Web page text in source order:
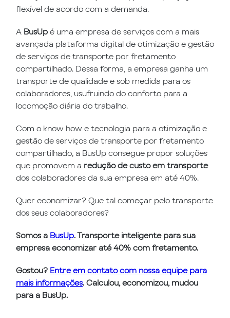
flexível de acordo com a demanda.
A BusUp é uma empresa de serviços com a mais
avançada plataforma digital de otimização e gestão
de serviços de transporte por fretamento
compartilhado. Dessa forma, a empresa ganha um
transporte de qualidade e sob medida para os
colaboradores, usufruindo do conforto para a
locomoção diária do trabalho.
Com o know how e tecnologia para a otimização e
gestão de serviços de transporte por fretamento
compartilhado, a BusUp consegue propor soluções
que promovem a redução de custo em transporte
dos colaboradores da sua empresa em até 40%.
Quer economizar? Que tal começar pelo transporte
dos seus colaboradores?
Somos a BusUp. Transporte inteligente para sua
empresa economizar até 40% com fretamento.
Gostou? Entre em contato com nossa equipe para
mais informações. Calculou, economizou, mudou
para a BusUp.